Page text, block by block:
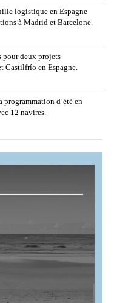
logistique en Espagne
à Madrid et Barcelone.
pour deux projets
Castilfrío en Espagne.
programmation d’été en
12 navires.